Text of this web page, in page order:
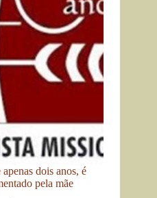
dois anos, é
pela mãe